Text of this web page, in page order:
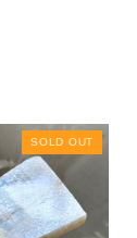
SOLD OUT